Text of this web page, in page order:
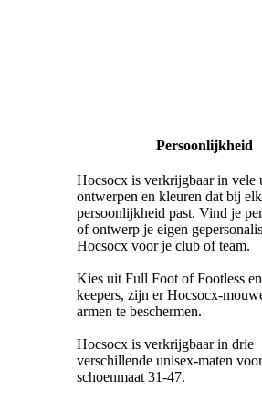
Persoonlijkheid
Hocsocx is verkrijgbaar in vele
ontwerpen en kleuren dat bij
persoonlijkheid past. Vind je
of ontwerp je eigen
Hocsocx voor je club of team.
Kies uit Full Foot of Footless
keepers, zijn er Hocsocx-
armen te beschermen.
Hocsocx is verkrijgbaar in drie
verschillende unisex-maten
schoenmaat 31-47.